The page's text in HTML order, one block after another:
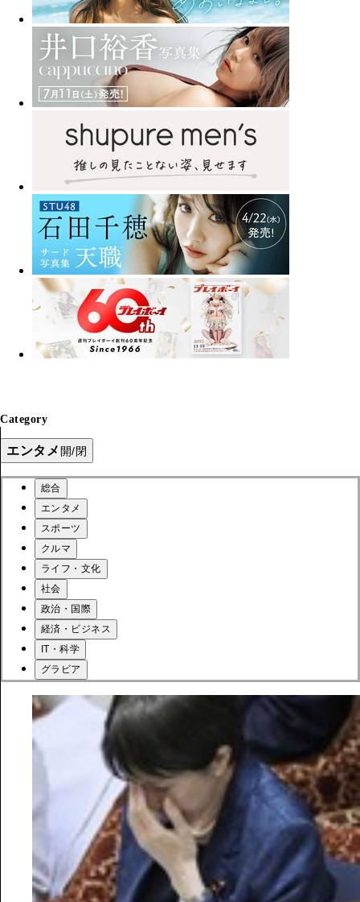
Category
エンタメ 開/閉
総合
エンタメ
スポーツ
クルマ
ライフ・文化
社会
政治・国際
経済・ビジネス
IT・科学
グラビア